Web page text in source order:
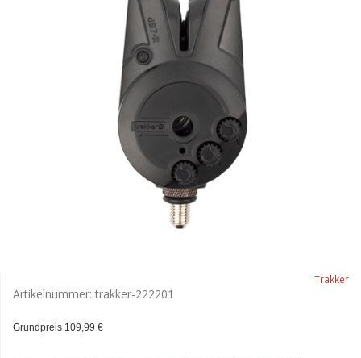
Trakker
Artikelnummer: trakker-222201
Grundpreis 109,99 €